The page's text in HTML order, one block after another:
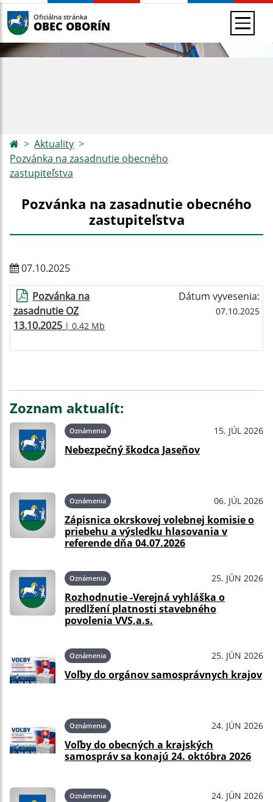
Oficiálna stránka
OBEC OBORÍN
Aktuality
Pozvánka na zasadnutie obecného
zastupiteľstva
Pozvánka na zasadnutie obecného
zastupiteľstva
07.10.2025
Pozvánka na
zasadnutie OZ
13.10.2025 | 0.42 Mb
Dátum vyvesenia:
07.10.2025
Zoznam aktualít:
Oznámenia 15. JÚL 2026
Nebezpečný škodca Jaseňov
Oznámenia 06. JÚL 2026
Zápisnica okrskovej volebnej komisie o
priebehu a výsledku hlasovania v
referende dňa 04.07.2026
Oznámenia 25. JÚN 2026
Rozhodnutie -Verejná vyhláška o
predlžení platnosti stavebného
povolenia VVS,a.s.
Oznámenia 25. JÚN 2026
Voľby do orgánov samosprávnych krajov
Oznámenia 24. JÚN 2026
Voľby do obecných a krajských
samospráv sa konajú 24. októbra 2026
Oznámenia 24. JÚN 2026